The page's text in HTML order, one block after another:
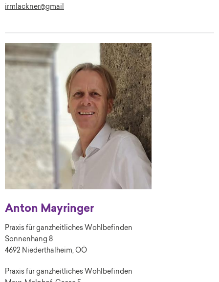
irmlackner@gmail
Anton Mayringer
Praxis für ganzheitliches Wohlbefinden
Sonnenhang 8
4692 Niederthalheim, OÖ
Praxis für ganzheitliches Wohlbefinden